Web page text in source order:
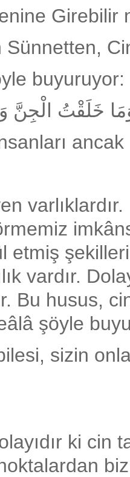
Girebilir
Sünnetten,
buyuruyor:
خَلَقْتُ الْجِنَّ
etmiş
vardır.
Bu husus,
şöyle
sizin
ki cin